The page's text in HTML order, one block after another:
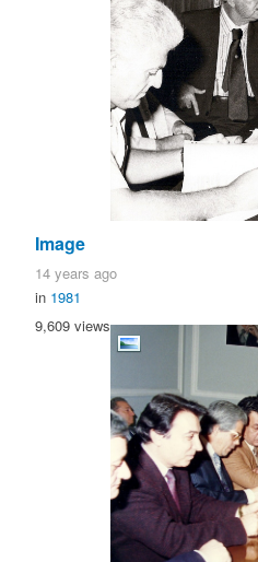
Image
14 years ago
in 1981
9,609 views